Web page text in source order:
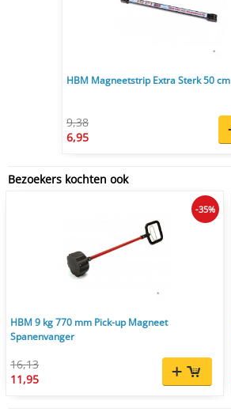
HBM Magneetstrip Extra Sterk 50 cm
9,38
6,95
Bezoekers kochten ook
HBM 9 kg 770 mm Pick-up Magneet
Spanenvanger
16,13
11,95
-35%